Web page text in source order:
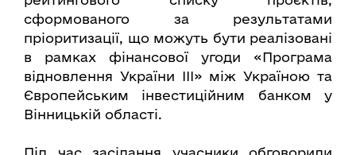
сформованого за результатами
пріоритизації, що можуть бути реалізовані
в рамках фінансової угоди «Програма
відновлення України ІІІ» між Україною та
Європейським інвестиційним банком у
Вінницькій області.
Під час засідання учасники обговорили